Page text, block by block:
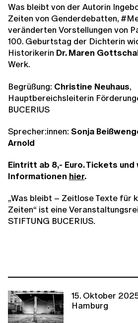
Was bleibt von der Autorin
Zeiten von Genderdebatten,
veränderten Vorstellungen von
100. Geburtstag der Dichterin
Historikerin Dr. Maren
Werk.
Begrüßung: Christine Neuhaus,
Hauptbereichsleiterin
BUCERIUS
Sprecher:innen: Sonja
Arnold
Eintritt ab 8,- Euro. Tickets
Informationen hier.
„Was bleibt – Zeitlose Texte für
Zeiten“ ist eine
STIFTUNG BUCERIUS.
15. Oktober
Hamburg